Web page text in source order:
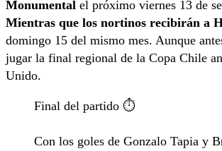
Monumental el próximo viernes 13 de
Mientras que los nortinos recibirán a
domingo 15 del mismo mes. Aunque
jugar la final regional de la Copa Chile
Unido.
Final del partido ⏱️
Con los goles de Gonzalo Tapia y